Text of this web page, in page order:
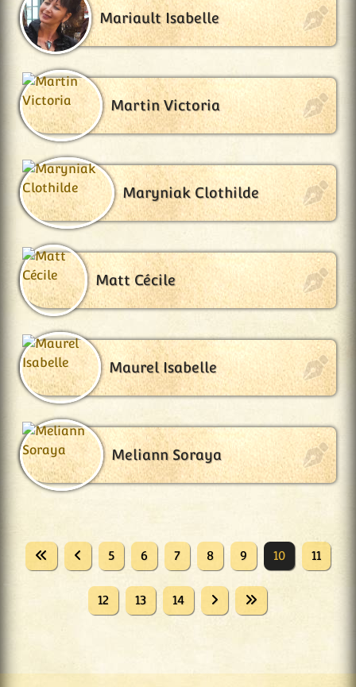
Mariault Isabelle
Martin Victoria
Maryniak Clothilde
Matt Cécile
Maurel Isabelle
Meliann Soraya
5 6 7 8 9 10 11
12 13 14